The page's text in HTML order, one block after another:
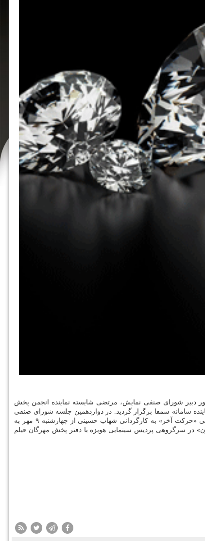
صنفی نمایش روز یکشنبه ۶ مهر در خانه سینما با حضور مهدی کرم پور دبیر شورای صنفی نمایش، مرتضی شایسته نماینده انجمن پخش
سامانه سمفا برگزار گردید. در دوازدهمین جلسه شورای صنفی
با پخش خانه فیلم و فیلم سینمایی «حرکت آخر» به کارگردانی شهاب حسینی از چهارشنبه ۹ مهر به
در سرگروهی پردیس سینمایی هویزه با دفتر پخش مهرگان فیلم